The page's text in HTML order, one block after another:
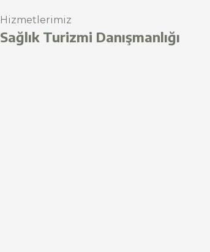
Hizmetlerimiz
Sağlık Turizmi Danışmanlığı